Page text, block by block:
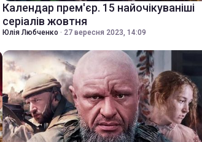
Календар прем'єр. 15 найочікуваніші
серіалів жовтня
Юлія Любченко · 27 вересня 2023, 14:09